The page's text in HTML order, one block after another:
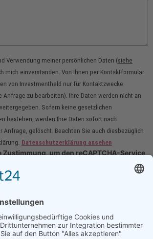
Verwendung meiner persönlichen Daten (siehe
mich einverstanden. Von Ihnen per Kontaktformular
von Investmentheld nur für Kontaktzwecke
Anfrage zu bearbeiten). Ihre Daten werden nicht an
Sofern keine gesetzlichen
bestehen, werden Ihre Daten sofort nach
Anfrage, gelöscht. Beachten Sie auch diesbezüglich
Datenschutzerklärung ansehen
um den reCAPTCHA-Service
Dieser Service kann Daten zu Ihren
Bitte
Senden
erhalten